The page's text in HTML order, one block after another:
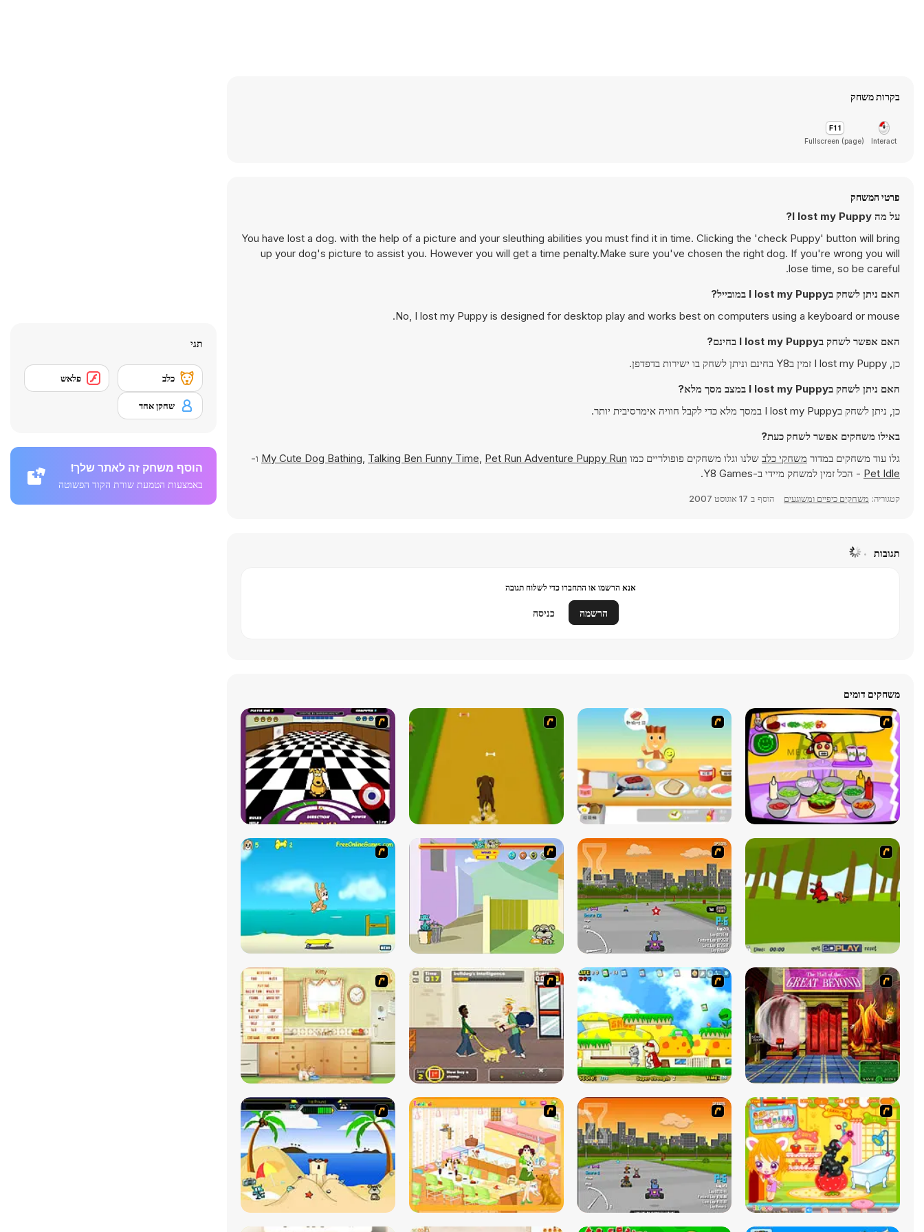
בקרות משחק
Interact
Fullscreen (page)
פרטי המשחק
על מה I lost my Puppy?
You have lost a dog. with the help of a picture and your sleuthing abilities you must find it in time. Clicking the 'check Puppy' button will bring
up your dog's picture to assist you. However you will get a time penalty.Make sure you've chosen the right dog. If you're wrong you will
lose time, so be careful.
האם ניתן לשחק בI lost my Puppy במובייל?
No, I lost my Puppy is designed for desktop play and works best on computers using a keyboard or mouse.
האם אפשר לשחק בI lost my Puppy בחינם?
כן, I lost my Puppy זמין בY8 בחינם וניתן לשחק בו ישירות בדפדפן.
האם ניתן לשחק בI lost my Puppy במצב מסך מלא?
כן, ניתן לשחק בI lost my Puppy במסך מלא כדי לקבל חוויה אימרסיבית יותר.
באילו משחקים אפשר לשחק כעת?
גלו עוד משחקים במדור משחקי כלב שלנו וגלו משחקים פופולריים כמו My Cute Dog Bathing, Talking Ben Funny Time, Pet Run Adventure Puppy Run
ו-
Pet Idle - הכל זמין למשחק מיידי ב-Y8 Games.
קטגוריה: משחקים כיפיים ומשוגעים הוסף ב 17 אוגוסט 2007
תגובות
אנא הרשמו או התחברו כדי לשלוח תגובה
הרשמה כניסה
משחקים דומים
תגי
כלב פלאש
שחקן אחד
הוסף משחק זה לאתר שלך!
באמצעות הטמעת שורת הקוד הפשוטה